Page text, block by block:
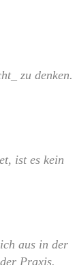
zu denken.
ist es kein
aus in der
Praxis.